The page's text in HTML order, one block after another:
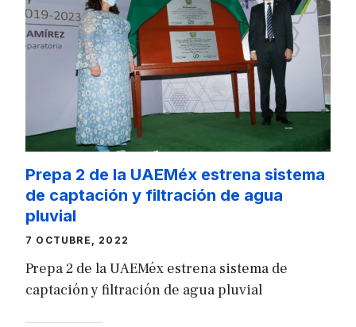
Prepa 2 de la UAEMéx estrena sistema
de captación y filtración de agua
pluvial
7 OCTUBRE, 2022
Prepa 2 de la UAEMéx estrena sistema de
captación y filtración de agua pluvial